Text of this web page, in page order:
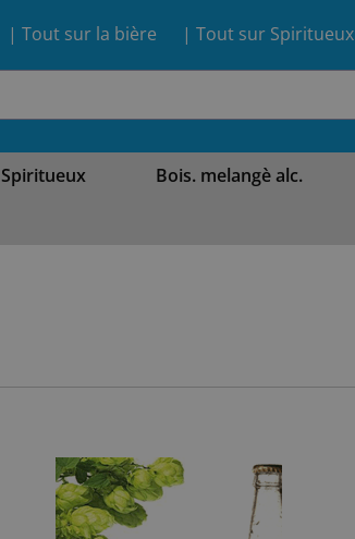
| Tout sur la bière | Tout sur Spiritueux
Spiritueux Bois. melangè alc.